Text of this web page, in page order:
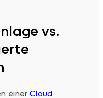
vs.
einer Cloud